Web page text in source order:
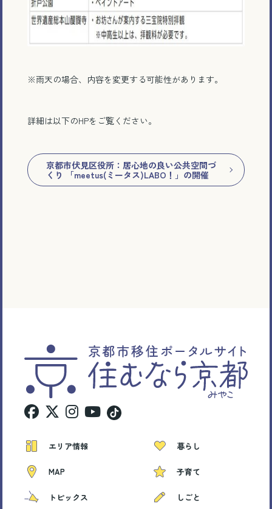
※雨天の場合、内容を変更する可能性があります。
詳細は以下のHPをご覧ください。
京都市伏見区役所：居心地の良い公共空間づ
くり 「meetus(ミータス)LABO！」の開催
エリア情報
MAP
トピックス
暮らし
子育て
しごと